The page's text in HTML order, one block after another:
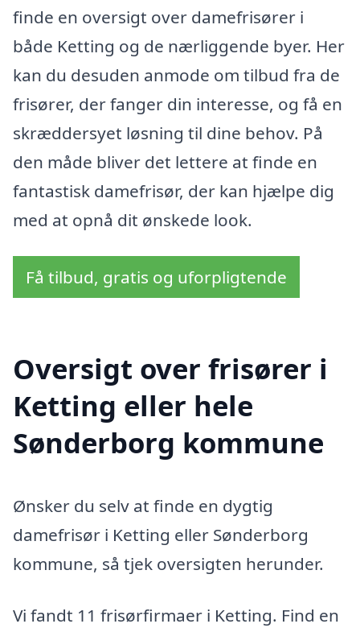
finde en oversigt over damefrisører i
både Ketting og de nærliggende byer. Her
kan du desuden anmode om tilbud fra de
frisører, der fanger din interesse, og få en
skræddersyet løsning til dine behov. På
den måde bliver det lettere at finde en
fantastisk damefrisør, der kan hjælpe dig
med at opnå dit ønskede look.
Få tilbud, gratis og uforpligtende
Oversigt over frisører i
Ketting eller hele
Sønderborg kommune
Ønsker du selv at finde en dygtig
damefrisør i Ketting eller Sønderborg
kommune, så tjek oversigten herunder.
Vi fandt 11 frisørfirmaer i Ketting. Find en